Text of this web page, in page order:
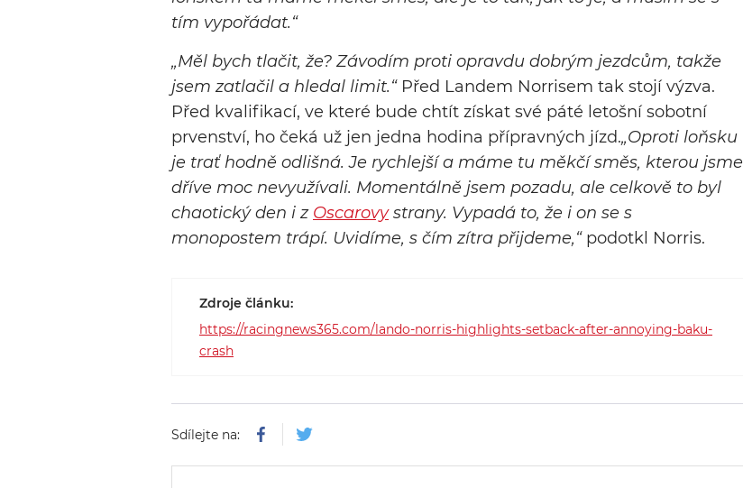
tím vypořádat.“
„Měl bych tlačit, že? Závodím proti opravdu dobrým jezdcům, takže
jsem zatlačil a hledal limit.“ Před Landem Norrisem tak stojí výzva.
Před kvalifikací, ve které bude chtít získat své páté letošní sobotní
prvenství, ho čeká už jen jedna hodina přípravných jízd.„Oproti loňsku
je trať hodně odlišná. Je rychlejší a máme tu měkčí směs, kterou jsme
dříve moc nevyužívali. Momentálně jsem pozadu, ale celkově to byl
chaotický den i z Oscarovystrany. Vypadá to, že i on se s
monopostem trápí. Uvidíme, s čím zítra přijdeme,“podotkl Norris.
Zdroje článku:
https://racingnews365.com/lando-norris-highlights-setback-after-annoying-baku-
crash
Sdílejte na: